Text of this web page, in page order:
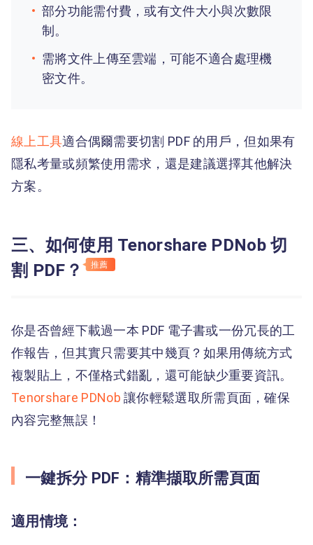
部分功能需付費，或有文件大小與次數限
制。
需將文件上傳至雲端，可能不適合處理機
密文件。
線上工具適合偶爾需要切割 PDF 的用戶，但如果有
隱私考量或頻繁使用需求，還是建議選擇其他解決
方案。
三、如何使用 Tenorshare PDNob 切
割 PDF？
推薦
你是否曾經下載過一本 PDF 電子書或一份冗長的工
作報告，但其實只需要其中幾頁？如果用傳統方式
複製貼上，不僅格式錯亂，還可能缺少重要資訊。
Tenorshare PDNob讓你輕鬆選取所需頁面，確保
內容完整無誤！
一鍵拆分 PDF：精準擷取所需頁面
適用情境：